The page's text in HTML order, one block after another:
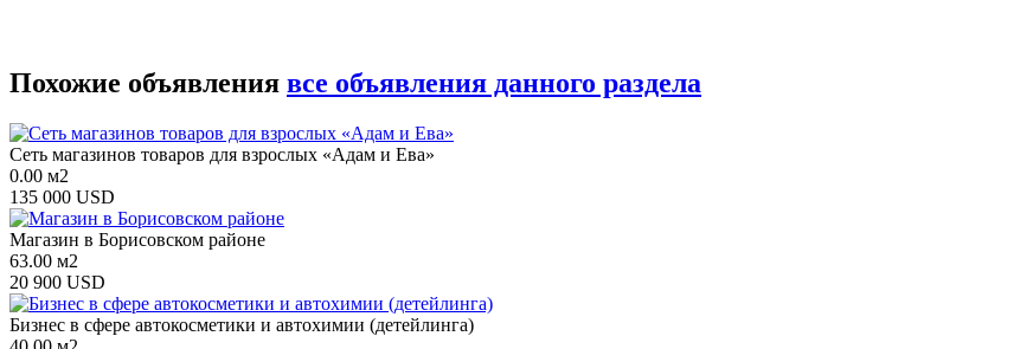
Похожие объявления все объявления данного раздела
Сеть магазинов товаров для взрослых «Адам и Ева»
0.00 м2
135 000 USD
Магазин в Борисовском районе
63.00 м2
20 900 USD
Бизнес в сфере автокосметики и автохимии (детейлинга)